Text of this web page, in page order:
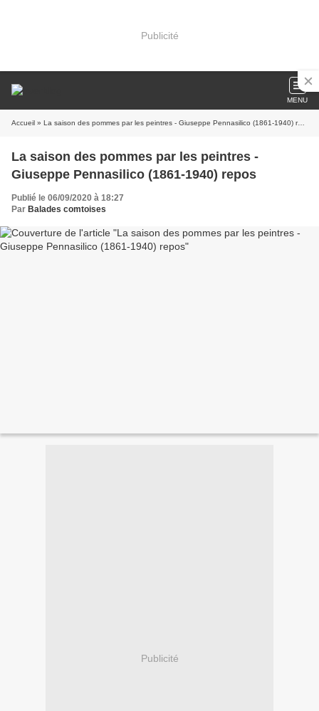
Publicité
MENU
Accueil » La saison des pommes par les peintres - Giuseppe Pennasilico (1861-1940) repos
La saison des pommes par les peintres -
Giuseppe Pennasilico (1861-1940) repos
Publié le 06/09/2020 à 18:27
Par Balades comtoises
Publicité